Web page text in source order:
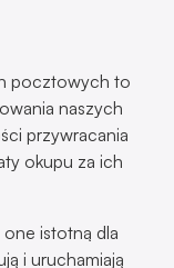
pocztowych to
naszych
przywracania
okupu za ich
istotną dla
i uruchamiają